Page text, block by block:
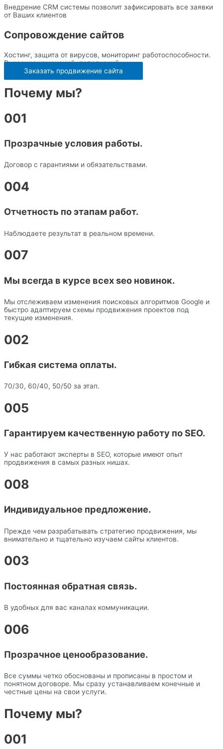
Внедрение CRM системы позволит зафиксировать все заявки
от Ваших клиентов
Сопровождение сайтов
Хостинг, защита от вирусов, мониторинг работоспособности.
Внесение изменений, дополнений.
Заказать продвижение сайта
Почему мы?
001
Прозрачные условия работы.
Договор с гарантиями и обязательствами.
004
Отчетность по этапам работ.
Наблюдаете результат в реальном времени.
007
Мы всегда в курсе всех seo новинок.
Мы отслеживаем изменения поисковых алгоритмов Google и
быстро адаптируем схемы продвижения проектов под
текущие изменения.
002
Гибкая система оплаты.
70/30, 60/40, 50/50 за этап.
005
Гарантируем качественную работу по SEO.
У нас работают эксперты в SEO, которые имеют опыт
продвижения в самых разных нишах.
008
Индивидуальное предложение.
Прежде чем разрабатывать стратегию продвижения, мы
внимательно и тщательно изучаем сайты клиентов.
003
Постоянная обратная связь.
В удобных для вас каналах коммуникации.
006
Прозрачное ценообразование.
Все суммы четко обоснованы и прописаны в простом и
понятном договоре. Мы сразу устанавливаем конечные и
честные цены на свои услуги.
Почему мы?
001